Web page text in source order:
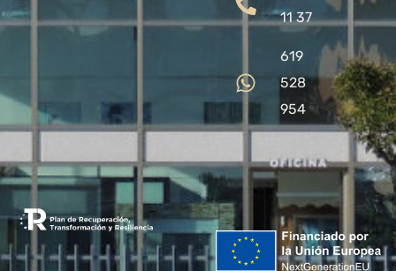
11 37
619
528
954